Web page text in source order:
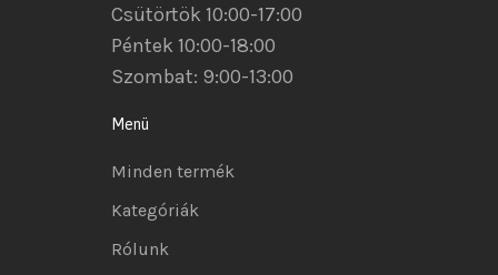
Csütörtök 10:00-17:00
Péntek 10:00-18:00
Szombat: 9:00-13:00
Menü
Minden termék
Kategóriák
Rólunk